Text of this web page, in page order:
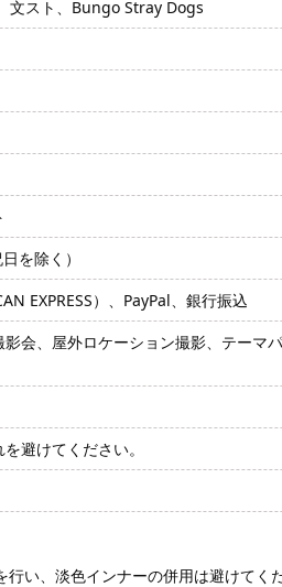
文スト、Bungo Stray Dogs
を除く）
EXPRESS）、PayPal、銀行振込
会、屋外ロケーション撮影、テーマ
避けてください。
い、淡色インナーの併用は避けてくだ